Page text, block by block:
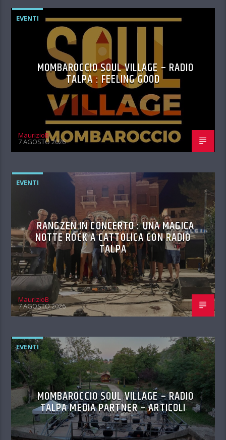
EVENTI
MOMBAROCCIO SOUL VILLAGE – RADIO
TALPA : FEELING GOOD
MaurizioB
7 AGOSTO 2026
EVENTI
RANGZEN IN CONCERTO : UNA MAGICA
NOTTE ROCK A CATTOLICA CON RADIO
TALPA
MaurizioB
7 AGOSTO 2026
EVENTI
MOMBAROCCIO SOUL VILLAGE – RADIO
TALPA MEDIA PARTNER – ARTICOLI